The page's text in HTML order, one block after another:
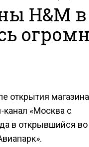
H&M в
открытия
«Москва с
в открывшийся во